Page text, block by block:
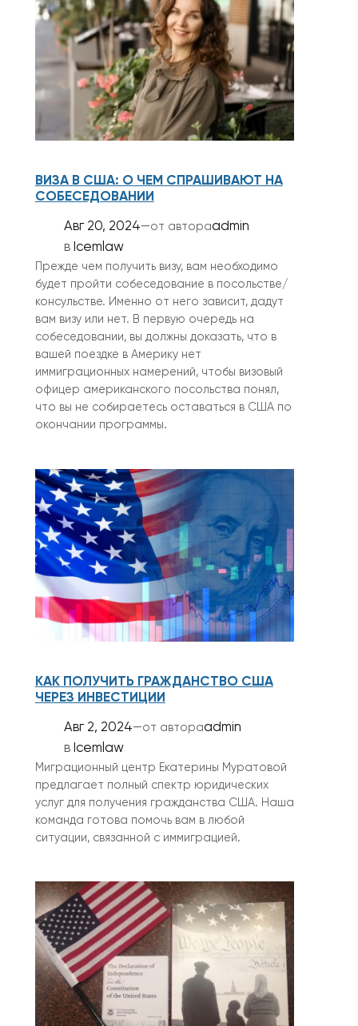
ВИЗА В США: О ЧЕМ СПРАШИВАЮТ НА
СОБЕСЕДОВАНИИ
Авг 20, 2024—от автораadmin
в Icemlaw
Прежде чем получить визу, вам необходимо
будет пройти собеседование в посольстве/
консульстве. Именно от него зависит, дадут
вам визу или нет. В первую очередь на
собеседовании, вы должны доказать, что в
вашей поездке в Америку нет
иммиграционных намерений, чтобы визовый
офицер американского посольства понял,
что вы не собираетесь оставаться в США по
окончании программы.
КАК ПОЛУЧИТЬ ГРАЖДАНСТВО США
ЧЕРЕЗ ИНВЕСТИЦИИ
Авг 2, 2024—от автораadmin
в Icemlaw
Миграционный центр Екатерины Муратовой
предлагает полный спектр юридических
услуг для получения гражданства США. Наша
команда готова помочь вам в любой
ситуации, связанной с иммиграцией.